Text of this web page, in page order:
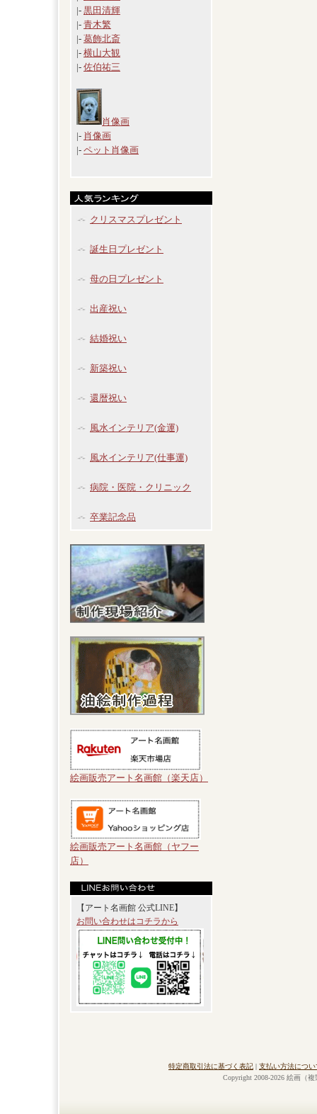
|- 黒田清輝
|- 青木繁
|- 葛飾北斎
|- 横山大観
|- 佐伯祐三
肖像画
|- 肖像画
|- ペット肖像画
クリスマスプレゼント
誕生日プレゼント
母の日プレゼント
出産祝い
結婚祝い
新築祝い
還暦祝い
風水インテリア(金運)
風水インテリア(仕事運)
病院・医院・クリニック
卒業記念品
絵画販売アート名画館（楽天店）
絵画販売アート名画館（ヤフー
店）
【アート名画館 公式LINE】
お問い合わせはコチラから
特定商取引法に基づく表記 | 支払い方法につい
Copyright 2008-2026 絵画（